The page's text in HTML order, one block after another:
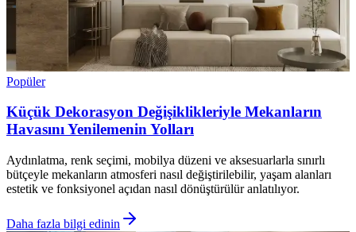
Popüler
Küçük Dekorasyon Değişiklikleriyle Mekanların
Havasını Yenilemenin Yolları
Aydınlatma, renk seçimi, mobilya düzeni ve aksesuarlarla sınırlı
bütçeyle mekanların atmosferi nasıl değiştirilebilir, yaşam alanları
estetik ve fonksiyonel açıdan nasıl dönüştürülür anlatılıyor.
Daha fazla bilgi edinin